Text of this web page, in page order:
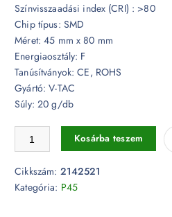
Színvisszaadási index (CRI) : >80
Chip típus: SMD
Méret: 45 mm x 80 mm
Energiaosztály: F
Tanúsítványok: CE, ROHS
Gyártó: V-TAC
Súly: 20 g/db
4,5W LED izzó E14 P45 6400K -
Kosárba teszem
Cikkszám: 2142521
Kategória: P45